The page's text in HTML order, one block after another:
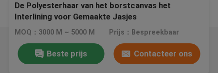
De Polyesterhaar van het borstcanvas het
Interlining voor Gemaakte Jasjes
MOQ：3000 M ~ 5000 M Prijs：Bespreekbaar
Beste prijs Contacteer ons